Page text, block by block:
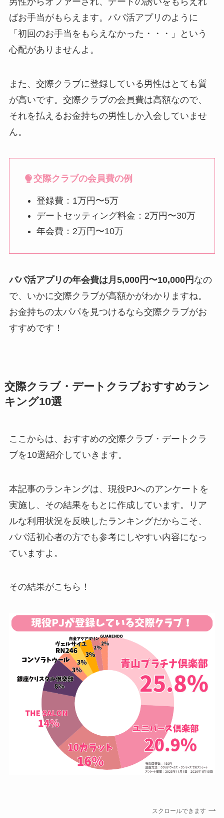
ばお手当がもらえます。パパ活アプリのように
「初回のお手当をもらえなかった・・・」という
心配がありませんよ。
また、交際クラブに登録している男性はとても質
が高いです。交際クラブの会員費は高額なので、
それを払えるお金持ちの男性しか入会していませ
ん。
交際クラブの会員費の例
登録費：1万円〜5万
デートセッティング料金：2万円〜30万
年会費：2万円〜10万
パパ活アプリの年会費は月5,000円〜10,000円 なの
で、いかに交際クラブが高額かがわかりますね。
お金持ちの太パパを見つけるなら交際クラブがお
すすめです！
交際クラブ・デートクラブおすすめラン
キング10選
ここからは、おすすめの交際クラブ・デートクラ
ブを10選紹介していきます。
本記事のランキングは、現役PJへのアンケートを
実施し、その結果をもとに作成しています。リア
ルな利用状況を反映したランキングだからこそ、
パパ活初心者の方でも参考にしやすい内容になっ
ていますよ。
その結果がこちら！
スクロールできます